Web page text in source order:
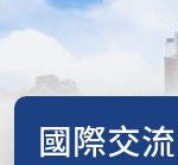
國際交流